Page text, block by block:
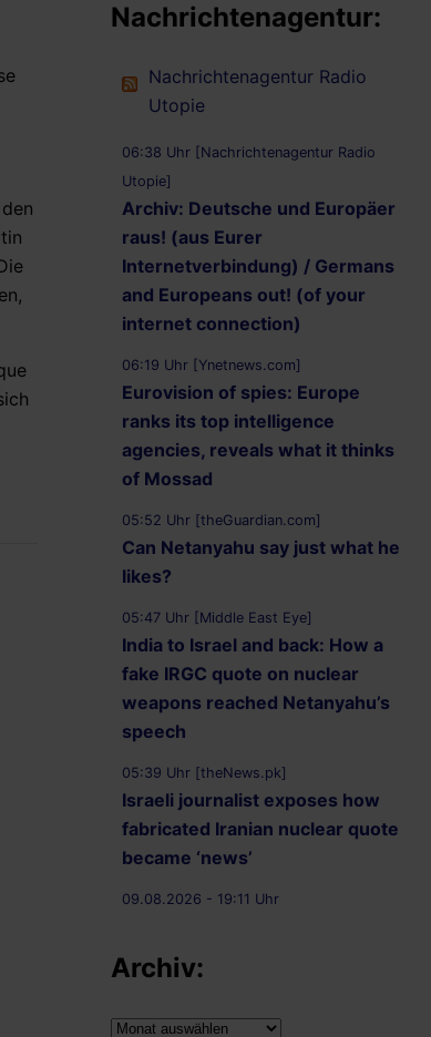
Nachrichtenagentur:
Nachrichtenagentur Radio
Utopie
06:38 Uhr [Nachrichtenagentur Radio
Utopie]
Archiv: Deutsche und Europäer
raus! (aus Eurer
Internetverbindung) / Germans
and Europeans out! (of your
internet connection)
06:19 Uhr [Ynetnews.com]
Eurovision of spies: Europe
ranks its top intelligence
agencies, reveals what it thinks
of Mossad
05:52 Uhr [theGuardian.com]
Can Netanyahu say just what he
likes?
05:47 Uhr [Middle East Eye]
India to Israel and back: How a
fake IRGC quote on nuclear
weapons reached Netanyahu’s
speech
05:39 Uhr [theNews.pk]
Israeli journalist exposes how
fabricated Iranian nuclear quote
became ‘news’
09.08.2026 - 19:11 Uhr
Support Radio Utopie
American-Islamic Relations (CAIR)]
Archiv:
Archiv: